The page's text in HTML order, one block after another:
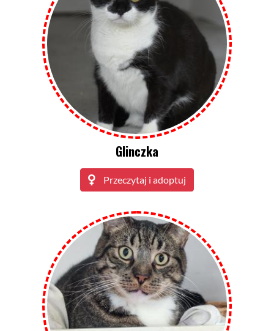
Glinczka
Przeczytaj i adoptuj